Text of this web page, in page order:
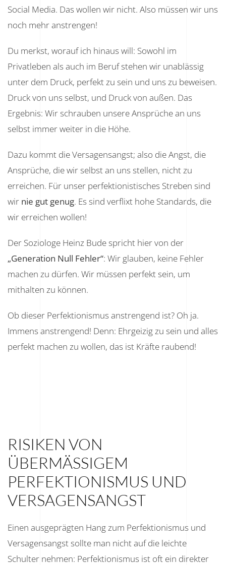
Social Media. Das wollen wir nicht. Also müssen wir uns
noch mehr anstrengen!
Du merkst, worauf ich hinaus will: Sowohl im
Privatleben als auch im Beruf stehen wir unablässig
unter dem Druck, perfekt zu sein und uns zu beweisen.
Druck von uns selbst, und Druck von außen. Das
Ergebnis: Wir schrauben unsere Ansprüche an uns
selbst immer weiter in die Höhe.
Dazu kommt die Versagensangst; also die Angst, die
Ansprüche, die wir selbst an uns stellen, nicht zu
erreichen. Für unser perfektionistisches Streben sind
wir nie gut genug. Es sind verflixt hohe Standards, die
wir erreichen wollen!
Der Soziologe Heinz Bude spricht hier von der
„Generation Null Fehler“: Wir glauben, keine Fehler
machen zu dürfen. Wir müssen perfekt sein, um
mithalten zu können.
Ob dieser Perfektionismus anstrengend ist? Oh ja.
Immens anstrengend! Denn: Ehrgeizig zu sein und alles
perfekt machen zu wollen, das ist Kräfte raubend!
RISIKEN VON
ÜBERMÄSSIGEM P
ERFEKTIONISMUS UND V
ERSAGENSANGST
Einen ausgeprägten Hang zum Perfektionismus und
Versagensangst sollte man nicht auf die leichte
Schulter nehmen: Perfektionismus ist oft ein direkter